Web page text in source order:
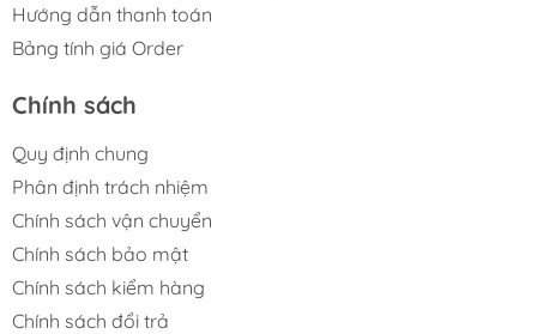
Hướng dẫn thanh toán
Bảng tính giá Order
Chính sách
Quy định chung
Phân định trách nhiệm
Chính sách vận chuyển
Chính sách bảo mật
Chính sách kiểm hàng
Chính sách đổi trả